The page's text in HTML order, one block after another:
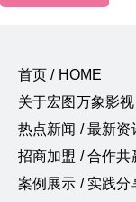
首页 / HOME
关于宏图万象影
热点新闻 / 最新资
招商加盟 / 合作共
案例展示 / 实践分